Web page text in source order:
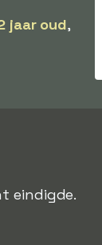
jaar oud,
eindigde.